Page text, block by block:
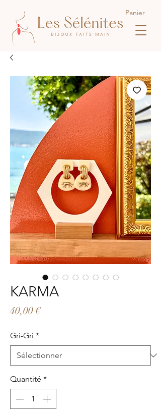
Panier
KARMA
40,00 €Prix
Gri-Gri *
Quantité *